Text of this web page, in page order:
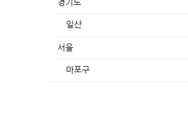
경기도
일산
서울
마포구